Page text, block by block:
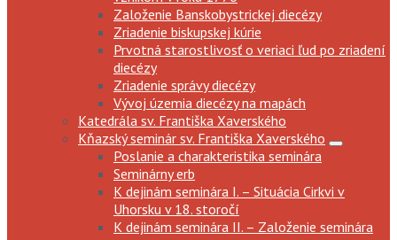
Založenie Banskobystrickej diecézy
Zriadenie biskupskej kúrie
Prvotná starostlivosť o veriaci ľud po zriadení
diecézy
Zriadenie správy diecézy
Vývoj územia diecézy na mapách
Katedrála sv. Františka Xaverského
Kňazský seminár sv. Františka Xaverského
Poslanie a charakteristika seminára
Seminárny erb
K dejinám seminára I. – Situácia Cirkvi v
Uhorsku v 18. storočí
K dejinám seminára II. – Založenie seminára